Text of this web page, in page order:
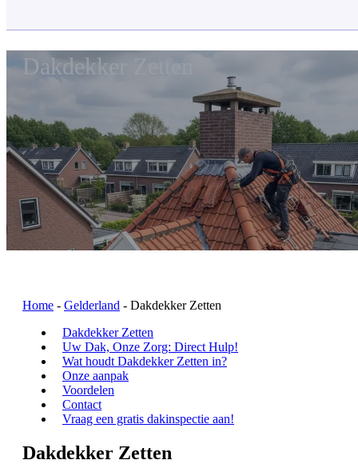
Dakdekker Zetten
Home - Gelderland - Dakdekker Zetten
Dakdekker Zetten
Uw Dak, Onze Zorg: Direct Hulp!
Wat houdt Dakdekker Zetten in?
Onze aanpak
Voordelen
Contact
Vraag een gratis dakinspectie aan!
Dakdekker Zetten